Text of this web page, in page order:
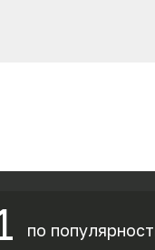
по